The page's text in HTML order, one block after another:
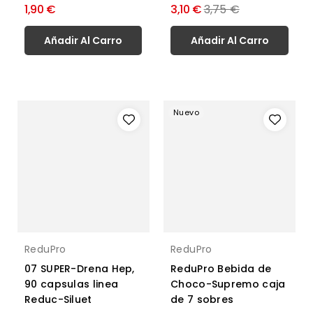
1,90 €
Añadir Al Carro
3,10 €Precio
normal
3,75 €
Añadir Al Carro
ReduPro
07 SUPER-Drena Hep,
90 capsulas linea
Reduc-Siluet
Nuevo
ReduPro
ReduPro Bebida de
Choco-Supremo caja
de 7 sobres